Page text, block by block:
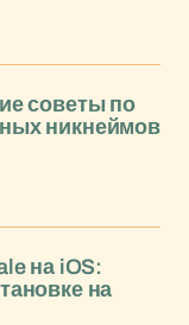
советы по
никнеймов
на iOS:
на